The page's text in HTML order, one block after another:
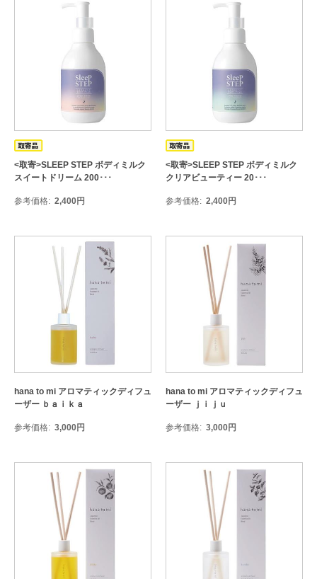
<取寄>SLEEP STEP ボディミルク
スイートドリーム 200･･･
参考価格 2,400円
<取寄>SLEEP STEP ボディミルク
クリアビューティー 20･･･
参考価格 2,400円
hana to mi アロマティックディフュ
ーザー ｂａｉｋａ
参考価格 3,000円
hana to mi アロマティックディフュ
ーザー ｊｉｊｕ
参考価格 3,000円